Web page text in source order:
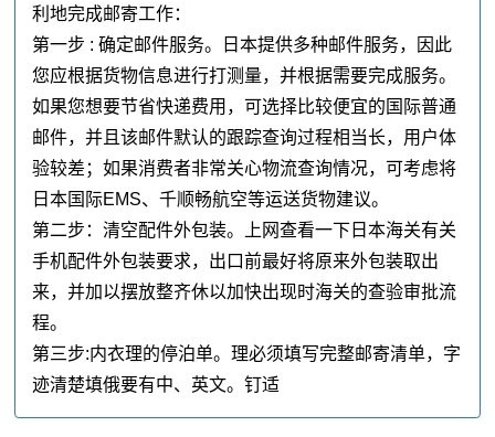
利地完成邮寄工作：
第一步 : 确定邮件服务。日本提供多种邮件服务，因此
您应根据货物信息进行打测量，并根据需要完成服务。
如果您想要节省快递费用，可选择比较便宜的国际普通
邮件，并且该邮件默认的跟踪查询过程相当长，用户体
验较差；如果消费者非常关心物流查询情况，可考虑将
日本国际EMS、千顺畅航空等运送货物建议。
第二步：清空配件外包装。上网查看一下日本海关有关
手机配件外包装要求，出口前最好将原来外包装取出
来，并加以摆放整齐休以加快出现时海关的查验审批流
程。
第三步:内衣理的停泊单。理必须填写完整邮寄清单，字
迹清楚填俄要有中、英文。钉适